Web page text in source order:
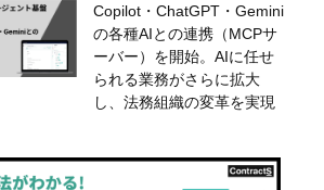
Copilot・ChatGPT・Gemini
の各種AIとの連携（MCPサ
ーバー）を開始。AIに任せ
られる業務がさらに拡大
し、法務組織の変革を実現